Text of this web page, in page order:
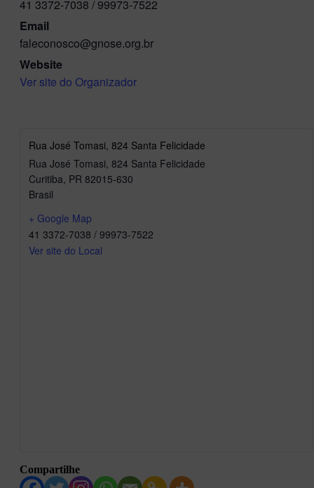
41 3372-7038 / 99973-7522
Email
faleconosco@gnose.org.br
Website
Ver site do Organizador
Rua José Tomasi, 824 Santa Felicidade
Rua José Tomasi, 824 Santa Felicidade
Curitiba, PR 82015-630
Brasil
+ Google Map
41 3372-7038 / 99973-7522
Ver site do Local
Compartilhe